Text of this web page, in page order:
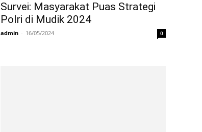
Survei: Masyarakat Puas Strategi
Polri di Mudik 2024
admin - 16/05/2024 0